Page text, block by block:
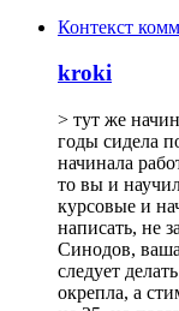
Контекст
kroki
> тут же
годы сидела
начинала
то вы и
курсовые и
написать, не
Синодов, ваша
следует
окрепла, а